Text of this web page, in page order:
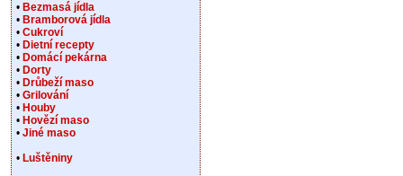
• Bezmasá jídla
• Bramborová jídla
• Cukroví
• Dietní recepty
• Domácí pekárna
• Dorty
• Drůbeží maso
• Grilování
• Houby
• Hovězí maso
• Jiné maso
• Luštěniny